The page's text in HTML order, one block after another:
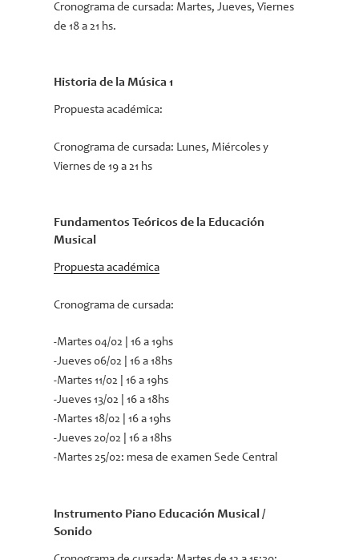
Cronograma de cursada: Martes, Jueves, Viernes
de 18 a 21 hs.
Historia de la Música 1
Propuesta académica:
Cronograma de cursada: Lunes, Miércoles y
Viernes de 19 a 21 hs
Fundamentos Teóricos de la Educación
Musical
Propuesta académica
Cronograma de cursada:
-Martes 04/02 | 16 a 19hs
-Jueves 06/02 | 16 a 18hs
-Martes 11/02 | 16 a 19hs
-Jueves 13/02 | 16 a 18hs
-Martes 18/02 | 16 a 19hs
-Jueves 20/02 | 16 a 18hs
-Martes 25/02: mesa de examen Sede Central
Instrumento Piano Educación Musical /
Sonido